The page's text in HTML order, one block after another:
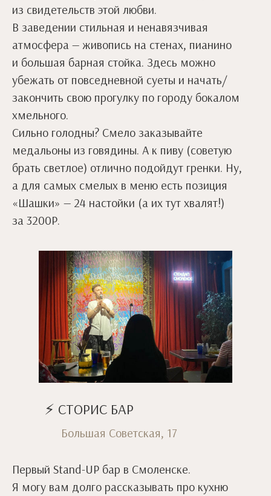
из свидетельств этой любви.
В заведении стильная и ненавязчивая
атмосфера — живопись на стенах, пианино
и большая барная стойка. Здесь можно
убежать от повседневной суеты и начать/
закончить свою прогулку по городу бокалом
хмельного.
Сильно голодны? Смело заказывайте
медальоны из говядины. А к пиву (советую
брать светлое) отлично подойдут гренки. Ну,
а для самых смелых в меню есть позиция
«Шашки» — 24 настойки (а их тут хвалят!)
за 3200Р.
⚡ СТОРИС БАР
Большая Советская, 17
Первый Stand-UP бар в Смоленске.
Я могу вам долго рассказывать про кухню